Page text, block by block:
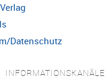
Datenschutz
INFORMATIONSKANÄLE